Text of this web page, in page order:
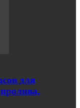
для